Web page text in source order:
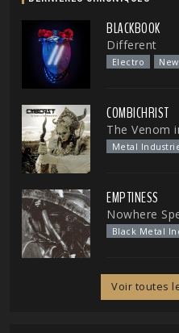
BLACKBOOK
Different
Electro
COMBICHRIST
The Venom
Metal
EMPTINESS
Nowhere
Black Metal
Voir toutes